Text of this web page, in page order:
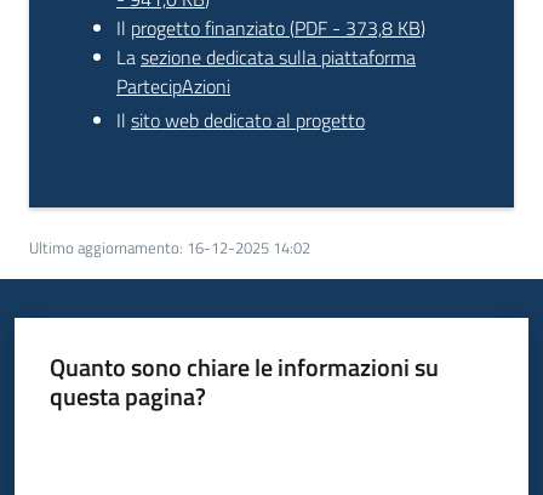
Il progetto finanziato(PDF - 373,8 KB)
Lasezione dedicata sulla piattaforma
PartecipAzioni
Il sito web dedicato al progetto
Ultimo aggiornamento: 16-12-2025 14:02
Quanto sono chiare le informazioni su
questa pagina?